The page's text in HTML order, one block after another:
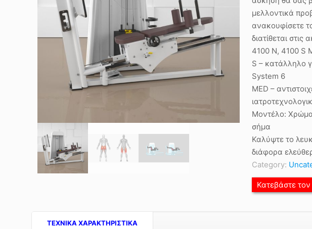
μελλοντικά
ανακουφίσετε
διατίθεται
4100 Ν, 4100 S
S – κατάλληλο
System 6
MED –
Μοντέλο:
σήμα
Καλύψτε το
διάφορα
Category:
Κατεβάστε
TEXNIKA ΧΑΡΑΚΤΗΡΙΣΤΙΚΑ